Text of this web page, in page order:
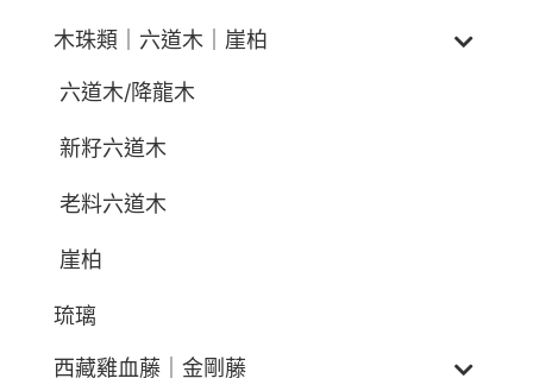
木珠類｜六道木｜崖柏
六道木/降龍木
新籽六道木
老料六道木
崖柏
琉璃
西藏雞血藤｜金剛藤